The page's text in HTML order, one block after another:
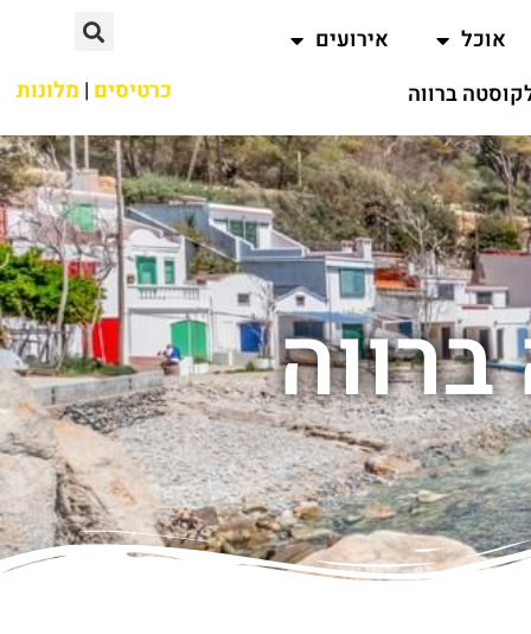
אוכל
אירועים
ברווה כרטיסים | מלונות